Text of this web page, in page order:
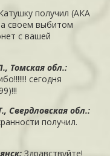
получил (АКА
своем выбитом
с вашей
Томская обл.:
сегодня
Свердловская обл.:
получил.
:Здравствуйте!